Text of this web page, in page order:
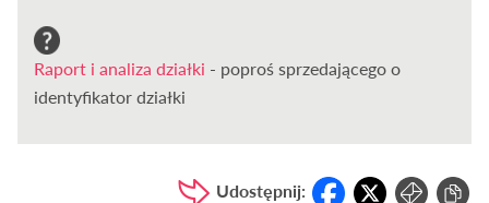
Raport i analiza działki - poproś sprzedającego o
identyfikator działki
Udostępnij: